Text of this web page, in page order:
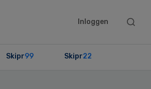
Inloggen
Search
Skipr99 Skipr22